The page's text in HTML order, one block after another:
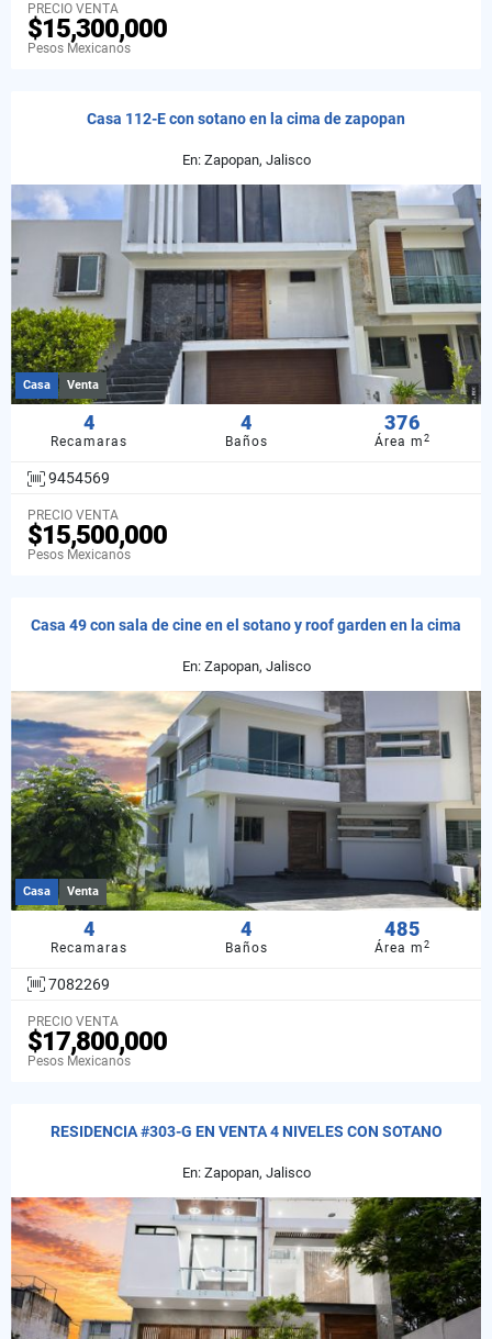
PRECIO VENTA
$15,300,000
Pesos Mexicanos
Casa 112-E con sotano en la cima de zapopan
En: Zapopan, Jalisco
Casa Venta
4
Recamaras
4
Baños
376
Área m2
9454569
PRECIO VENTA
$15,500,000
Pesos Mexicanos
Casa 49 con sala de cine en el sotano y roof garden en la cima
En: Zapopan, Jalisco
Casa Venta
4
Recamaras
4
Baños
485
Área m2
7082269
PRECIO VENTA
$17,800,000
Pesos Mexicanos
RESIDENCIA #303-G EN VENTA 4 NIVELES CON SOTANO
En: Zapopan, Jalisco